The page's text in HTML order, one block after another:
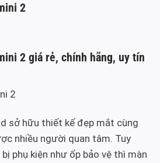
2
2 giá rẻ, chính hãng, uy tín
2
sở hữu thiết kế đẹp mắt cùng
nhiều người quan tâm. Tuy
phụ kiện như ốp bảo vệ thì màn